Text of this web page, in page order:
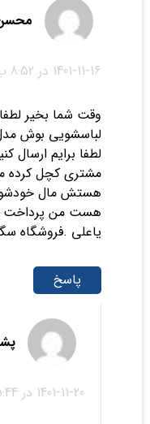
1401-11-16 در 8:52 ب.ظ
وقت شما بخیر
لطفا برایم ارسال
مشتری کچل کرده
هستش مال خودشو
هست من پرداخت
یاعلی .فروشگاه
پاسخ
1401-11-20 در 5:44 ب.ظ